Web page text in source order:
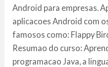
Android para empresas.
aplicacoes Android com
famosos como: Flappy
Resumao do curso:
programacao Java, a